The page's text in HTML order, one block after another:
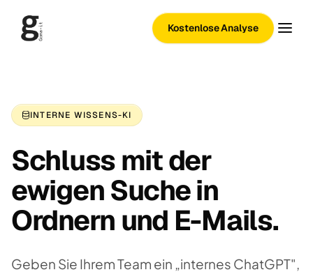
Kostenlose Analyse
INTERNE WISSENS-KI
Schluss mit der
ewigen Suche in
Ordnern und E-Mails.
Geben Sie Ihrem Team ein „internes ChatGPT",